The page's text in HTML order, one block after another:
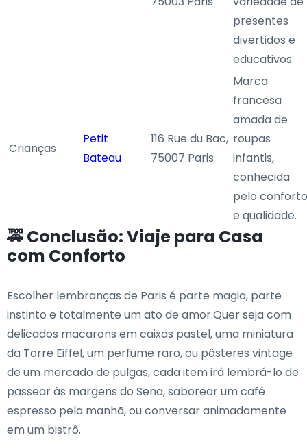
presentes
divertidos e
educativos.
Crianças
Petit
Bateau
116 Rue du Bac,
75007 Paris
Marca
francesa
amada de
roupas
infantis,
conhecida
pelo conforto
e qualidade.
🚕 Conclusão: Viaje para Casa
com Conforto
Escolher lembranças de Paris é parte magia, parte
instinto e totalmente um ato de amor.Quer seja com
delicados macarons em caixas pastel, uma miniatura
da Torre Eiffel, um perfume raro, ou pôsteres vintage
de um mercado de pulgas, cada item irá lembrá-lo de
passear às margens do Sena, saborear um café
espresso pela manhã, ou conversar animadamente
em um bistrô.